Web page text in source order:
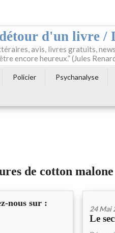
d'un livre /
avis, livres gratuits,
encore heureux.” (Jules
Policier Psychanalyse
de cotton malone
nous sur :
24 Mai
Le